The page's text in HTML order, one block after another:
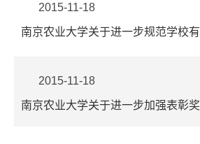
2015-11-18
南京农业大学关于进一步规范学校
2015-11-18